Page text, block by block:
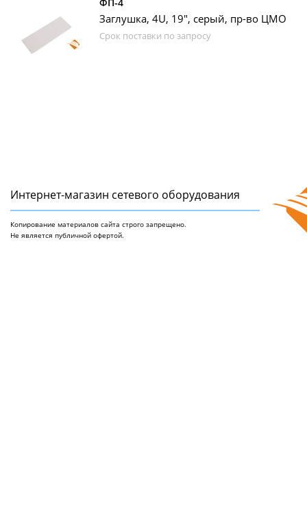
Заглушка, 4U, 19", серый, пр-во ЦМО
Срок поставки по запросу
Интернет-магазин сетeвого оборудования
Копирование материалов сайта строго запрещено.
Не является публичной офертой.